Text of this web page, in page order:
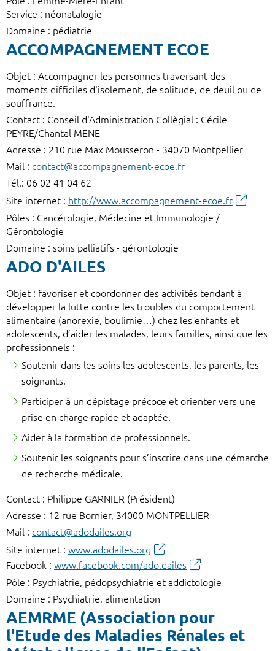
Service : néonatalogie
Domaine : pédiatrie
ACCOMPAGNEMENT ECOE
Objet : Accompagner les personnes traversant des
moments difficiles d'isolement, de solitude, de deuil ou de
souffrance.
Contact : Conseil d'Administration Collègial : Cécile
PEYRE/Chantal MENE
Adresse : 210 rue Max Mousseron - 34070 Montpellier
Mail : contact@accompagnement-ecoe.fr
Tél.: 06 02 41 04 62
Site internet : http://www.accompagnement-ecoe.fr
Pôles : Cancérologie, Médecine et Immunologie /
Gérontologie
Domaine : soins palliatifs - gérontologie
ADO D'AILES
Objet : favoriser et coordonner des activités tendant à
développer la lutte contre les troubles du comportement
alimentaire (anorexie, boulimie…) chez les enfants et
adolescents, d’aider les malades, leurs familles, ainsi que les
professionnels :
Soutenir dans les soins les adolescents, les parents, les
soignants.
Participer à un dépistage précoce et orienter vers une
prise en charge rapide et adaptée.
Aider à la formation de professionnels.
Soutenir les soignants pour s’inscrire dans une démarche
de recherche médicale.
Contact : Philippe GARNIER (Président)
Adresse : 12 rue Bornier, 34000 MONTPELLIER
Mail : contact@adodailes.org
Site internet : www.adodailes.org
Facebook : www.facebook.com/ado.dailes
Pôle : Psychiatrie, pédopsychiatrie et addictologie
Domaine : Psychiatrie, alimentation
AEMRME (Association pour
l'Etude des Maladies Rénales et